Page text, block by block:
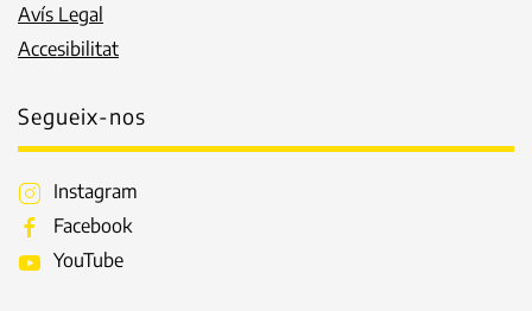
Avís Legal
Accesibilitat
Segueix-nos
Instagram
Facebook
YouTube